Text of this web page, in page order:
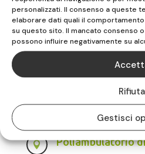
personalizzati. Il consenso a queste
elaborare dati quali il comportamento
su questo sito. Il mancato consenso
possono influire negativamente su
Rifiuta
Gestisci
17015 CELLE
019.4503330
Poliambulatorio
019.883516
 Poliambulatorio